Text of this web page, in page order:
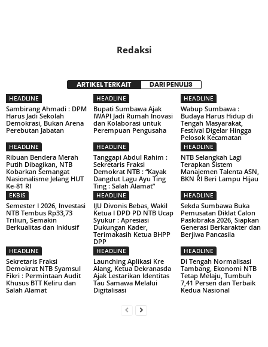
Redaksi
ARTIKEL TERKAIT DARI PENULIS
HEADLINE
Sambirang Ahmadi : DPM
Harus Jadi Sekolah
Demokrasi, Bukan Arena
Perebutan Jabatan
HEADLINE
Bupati Sumbawa Ajak
IWAPI Jadi Rumah Inovasi
dan Kolaborasi untuk
Perempuan Pengusaha
HEADLINE
Wabup Sumbawa :
Budaya Harus Hidup di
Tengah Masyarakat,
Festival Digelar Hingga
Pelosok Kecamatan
HEADLINE
Ribuan Bendera Merah
Putih Dibagikan, NTB
Kobarkan Semangat
Nasionalisme Jelang HUT
Ke-81 RI
HEADLINE
Tanggapi Abdul Rahim :
Sekretaris Fraksi
Demokrat NTB : “Kayak
Dangdut Lagu Ayu Ting
Ting : Salah Alamat”
HEADLINE
NTB Selangkah Lagi
Terapkan Sistem
Manajemen Talenta ASN,
BKN RI Beri Lampu Hijau
EKBIS
Semester I 2026, Investasi
NTB Tembus Rp33,73
Triliun, Semakin
Berkualitas dan Inklusif
HEADLINE
IJU Divonis Bebas, Wakil
Ketua I DPD PD NTB Ucap
Syukur : Apresiasi
Dukungan Kader,
Terimakasih Ketua BHPP
DPP
HEADLINE
Sekda Sumbawa Buka
Pemusatan Diklat Calon
Paskibraka 2026, Siapkan
Generasi Berkarakter dan
Berjiwa Pancasila
HEADLINE
Sekretaris Fraksi
Demokrat NTB Syamsul
Fikri : Permintaan Audit
Khusus BTT Keliru dan
Salah Alamat
HEADLINE
Launching Aplikasi Kre
Alang, Ketua Dekranasda
Ajak Lestarikan Identitas
Tau Samawa Melalui
Digitalisasi
HEADLINE
Di Tengah Normalisasi
Tambang, Ekonomi NTB
Tetap Melaju, Tumbuh
7,41 Persen dan Terbaik
Kedua Nasional